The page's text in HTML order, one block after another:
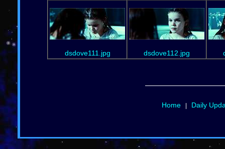
dsdove111.jpg dsdove112.jpg
Home| Daily